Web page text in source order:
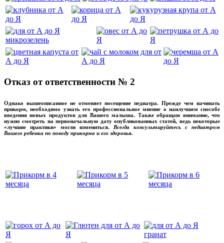
Отказ от ответственности № 2
Однако вышеописанное не отменяет посещение педиатра. Прежде чем начинать
прикорм, необходимо узнать его профессиональное мнение о наилучшем способе
введения новых продуктов для Вашего малыша. Также обращаю внимание, что
нужно смотреть на первоначальную дату опубликованных статей, ведь некоторые
«лучшие практики» могли измениться. Всегда консультируйтесь с педиатром
Вашего ребенка по поводу прикорма и его здоровья.